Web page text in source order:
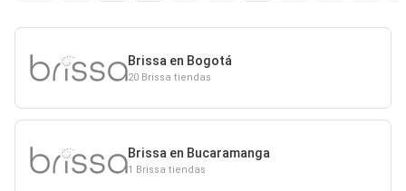
Brissa en Bogotá
20 Brissa tiendas
Brissa en Bucaramanga
1 Brissa tiendas